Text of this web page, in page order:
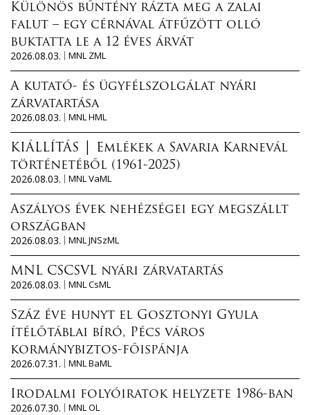
Különös bűntény rázta meg a zalai
falut – egy cérnával átfűzött olló
buktatta le a 12 éves árvát
2026.08.03.
MNL ZML
A kutató- és ügyfélszolgálat nyári
zárvatartása
2026.08.03.
MNL HML
KIÁLLÍTÁS │ Emlékek a Savaria Karnevál
történetéből (1961-2025)
2026.08.03.
MNL VaML
Aszályos évek nehézségei egy megszállt
országban
2026.08.03.
MNL JNSzML
MNL CSCSVL nyári zárvatartás
2026.08.03.
MNL CsML
Száz éve hunyt el Gosztonyi Gyula
ítélőtáblai bíró, Pécs város
kormánybiztos-főispánja
2026.07.31.
MNL BaML
Irodalmi folyóiratok helyzete 1986-ban
2026.07.30.
MNL OL